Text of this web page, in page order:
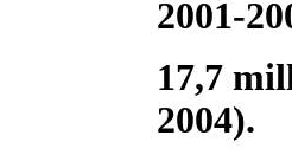
2001-
17,7
2004).